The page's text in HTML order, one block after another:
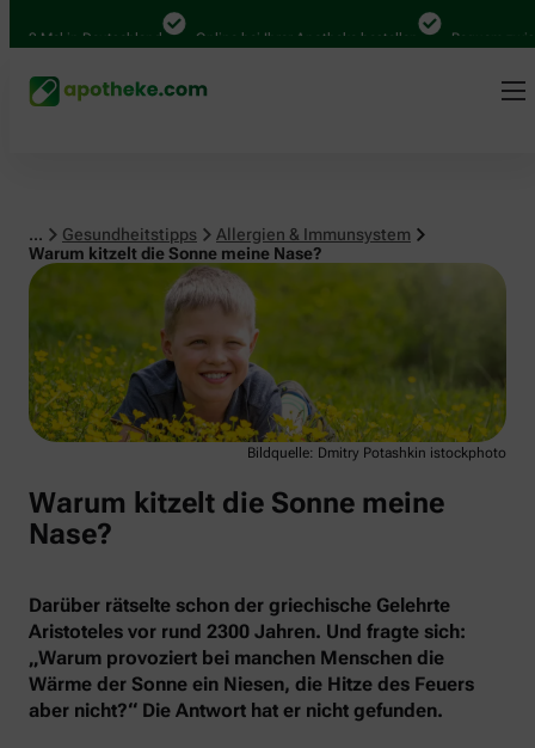
Mal in Deutschland Online bei Ihrer Apotheke bestellen Bequem
... Gesundheitstipps
Allergien & Immunsystem
Warum kitzelt die Sonne meine Nase?
Allergien & Immunsystem
Bildquelle: Dmitry Potashkin istockphoto
Warum kitzelt die Sonne meine
Nase?
Darüber rätselte schon der griechische Gelehrte
Aristoteles vor rund 2300 Jahren. Und fragte sich:
„Warum provoziert bei manchen Menschen die
Wärme der Sonne ein Niesen, die Hitze des Feuers
aber nicht?“ Die Antwort hat er nicht gefunden.